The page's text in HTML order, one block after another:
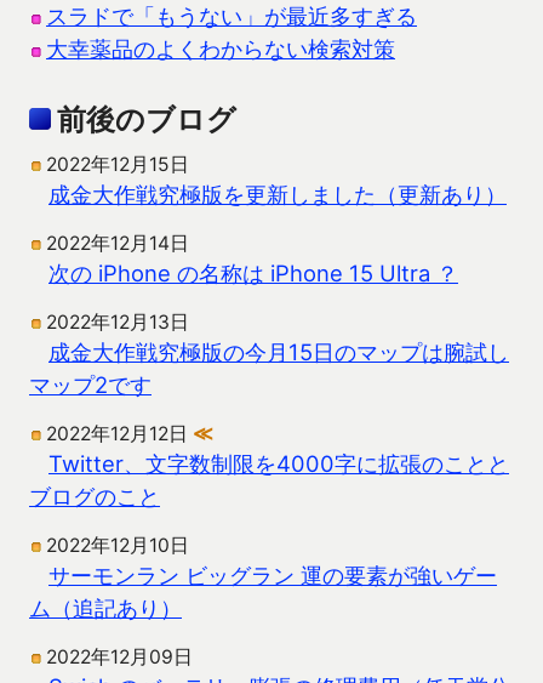
スラドで「もうない」が最近多すぎる
大幸薬品のよくわからない検索対策
前後のブログ
2022年12月15日
成金大作戦究極版を更新しました（更新あり）
2022年12月14日
次の iPhone の名称は iPhone 15 Ultra ？
2022年12月13日
成金大作戦究極版の今月15日のマップは腕試し
マップ2です
2022年12月12日 ≪
Twitter、文字数制限を4000字に拡張のことと
ブログのこと
2022年12月10日
サーモンラン ビッグラン 運の要素が強いゲー
ム（追記あり）
2022年12月09日